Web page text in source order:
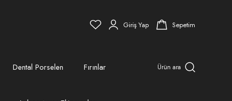
Giriş Yap Sepetim
Dental Porselen Fırınlar Ürün ara